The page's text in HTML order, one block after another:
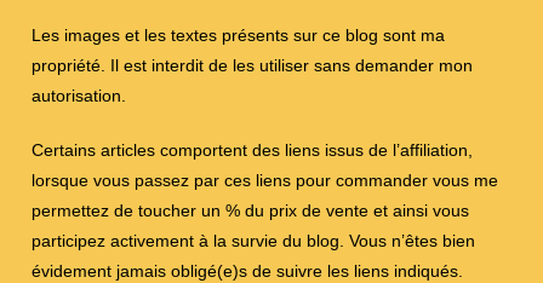
Les images et les textes présents sur ce blog sont ma
propriété. Il est interdit de les utiliser sans demander mon
autorisation.
Certains articles comportent des liens issus de l’affiliation,
lorsque vous passez par ces liens pour commander vous me
permettez de toucher un % du prix de vente et ainsi vous
participez activement à la survie du blog. Vous n’êtes bien
évidement jamais obligé(e)s de suivre les liens indiqués.